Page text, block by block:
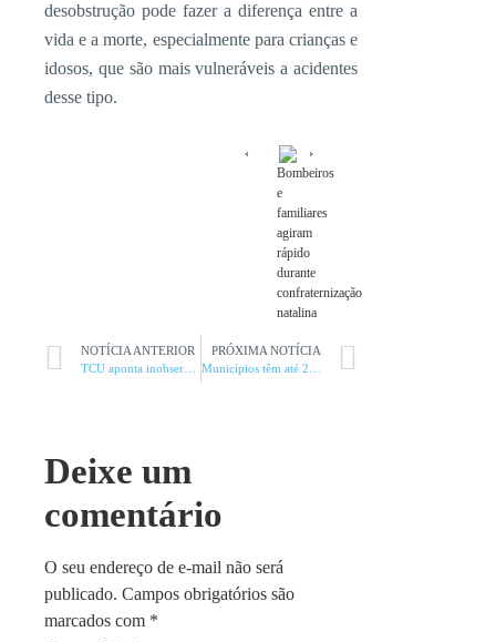
desobstrução pode fazer a diferença entre a
vida e a morte, especialmente para crianças e
idosos, que são mais vulneráveis a acidentes
desse tipo.
Bombeiros
e
familiares
agiram
rápido
durante
confraternização
natalina
NOTÍCIA ANTERIOR
PRÓXIMA NOTÍCIA
Deixe um
comentário
O seu endereço de e-mail não será
publicado. Campos obrigatórios são
marcados com *